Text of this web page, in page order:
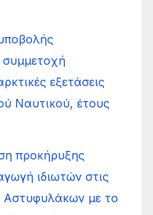
συμμετοχή
εξετάσεις
Ναυτικού, έτους
προκήρυξης
ιδιωτών στις
Αστυφυλάκων με το